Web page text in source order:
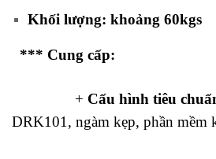
Khối lượng: khoảng 60kgs
*** Cung cấp:
+ Cấu hình tiêu
DRK101, ngàm kẹp, phần mềm